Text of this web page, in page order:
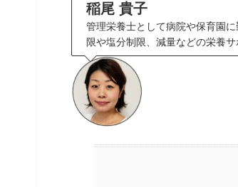
稲尾 貴子
管理栄養士として病院や保育園
限や塩分制限、減量などの栄養サ